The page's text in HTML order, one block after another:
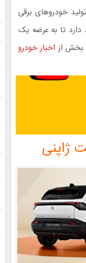
خودروهای برقی
تا به عرضه یک
بخش از اخبار خودرو
ژاپنی